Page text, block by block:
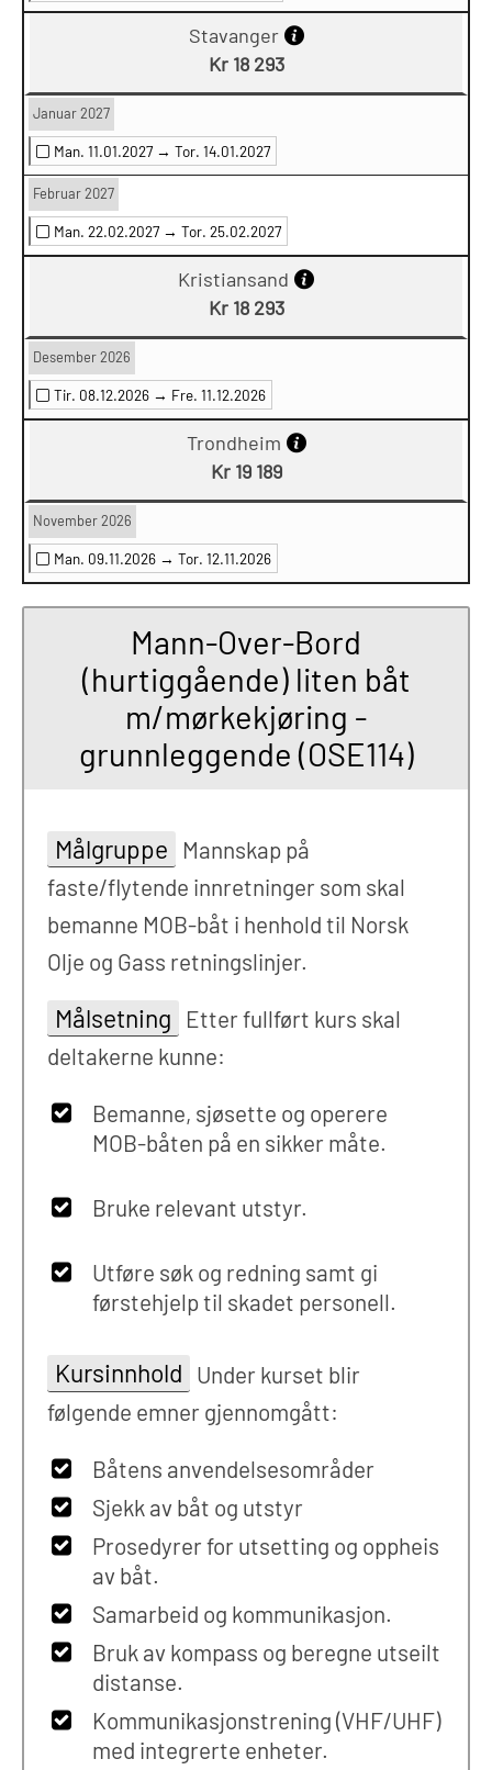
Stavanger
Kr 18 293
Januar 2027
Man. 11.01.2027 → Tor. 14.01.2027
Februar 2027
Man. 22.02.2027 → Tor. 25.02.2027
Kristiansand
Kr 18 293
Desember 2026
Tir. 08.12.2026 → Fre. 11.12.2026
Trondheim
Kr 19 189
November 2026
Man. 09.11.2026 → Tor. 12.11.2026
Mann-Over-Bord
(hurtiggående) liten båt
m/mørkekjøring -
grunnleggende (OSE114)
Målgruppe
Mannskap på
faste/flytende innretninger som skal
bemanne MOB-båt i henhold til Norsk
Olje og Gass retningslinjer.
Målsetning
Etter fullført kurs skal
deltakerne kunne:
Bemanne, sjøsette og operere
MOB-båten på en sikker måte.
Bruke relevant utstyr.
Utføre søk og redning samt gi
førstehjelp til skadet personell.
Kursinnhold Under kurset blir
følgende emner gjennomgått:
Båtens anvendelsesområder
Sjekk av båt og utstyr
Prosedyrer for utsetting og oppheis
av båt.
Samarbeid og kommunikasjon.
Bruk av kompass og beregne utseilt
distanse.
Kommunikasjonstrening (VHF/UHF)
med integrerte enheter.